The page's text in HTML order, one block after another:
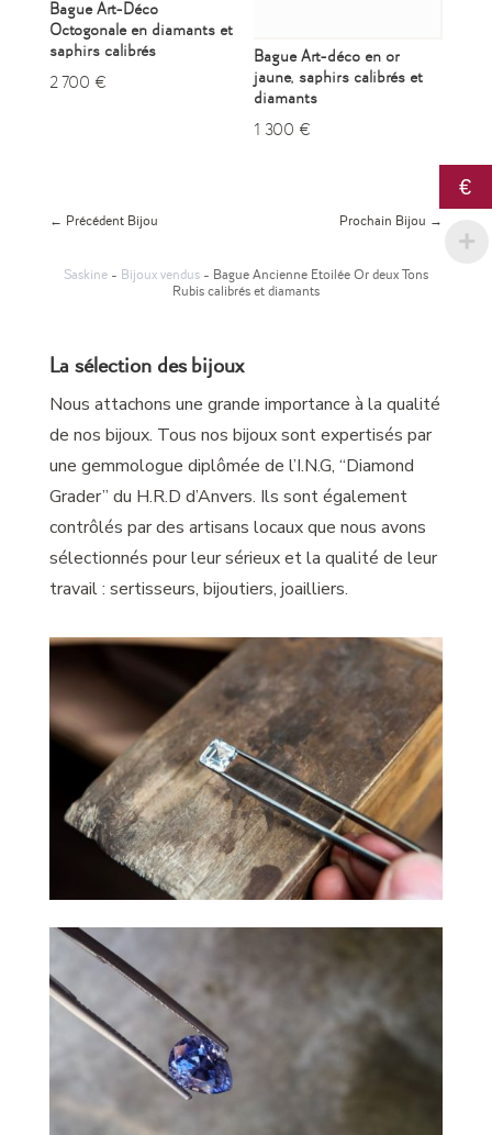
Bague Art-Déco
Octogonale en diamants et
saphirs calibrés
2 700 €
Bague Art-déco en or
jaune, saphirs calibrés et
diamants
1 300 €
← Précédent Bijou Prochain Bijou →
Saskine- Bijoux vendus- Bague Ancienne Etoilée Or deux Tons
Rubis calibrés et diamants
La sélection des bijoux
Nous attachons une grande importance à la qualité
de nos bijoux. Tous nos bijoux sont expertisés par
une gemmologue diplômée de l’I.N.G, “Diamond
Grader” du H.R.D d’Anvers. Ils sont également
contrôlés par des artisans locaux que nous avons
sélectionnés pour leur sérieux et la qualité de leur
travail : sertisseurs, bijoutiers, joailliers.
€